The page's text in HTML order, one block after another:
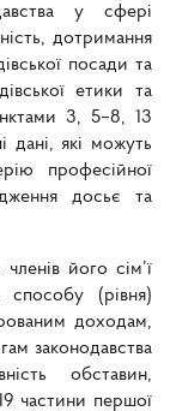
у сфері
дотримання
посади та
етики та
3, 5–8, 13
дані, які можуть
професійної
досьє та
його сім’ї
способу (рівня)
доходам,
законодавства
обставин,
частини першої